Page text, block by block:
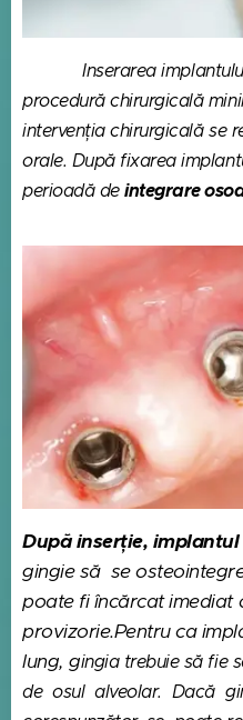
Inserarea implantului
procedură chirurgicală
intervenția chirurgicală se
orale. După fixarea
perioadă deintegrare
După inserție,
gingie să se
poate fi încărcat imediat
provizorie.Pentru ca
lung, gingia trebuie să fie
de osul alveolar. Dacă